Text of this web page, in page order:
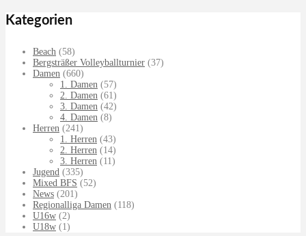
Kategorien
Beach (58)
Bergsträßer Volleyballturnier (37)
Damen (660)
1. Damen (57)
2. Damen (61)
3. Damen (42)
4. Damen (8)
Herren (241)
1. Herren (43)
2. Herren (14)
3. Herren (11)
Jugend (335)
Mixed BFS (52)
News (201)
Regionalliga Damen (118)
U16w (2)
U18w (1)